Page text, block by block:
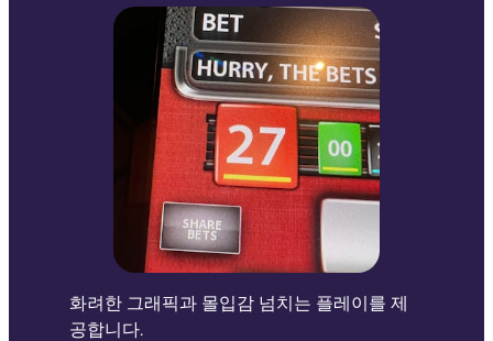
화려한 그래픽과 몰입감 넘치는 플레이를 제
공합니다.